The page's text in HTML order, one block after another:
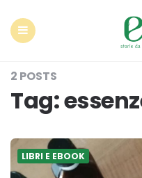
2 POSTS
Tag:
LIBRI E EBOOK